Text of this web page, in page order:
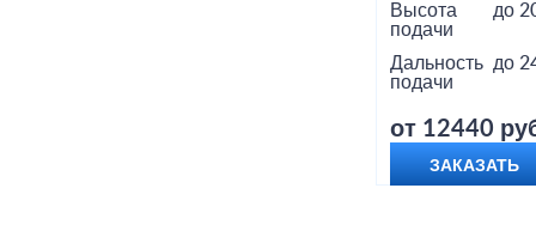
Высота
подачи
до
Дальность
подачи
до
от 12440
ЗАКАЗАТЬ